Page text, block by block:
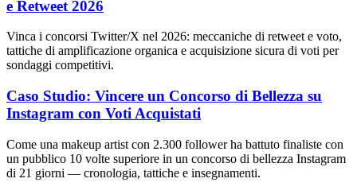
e Retweet 2026
Vinca i concorsi Twitter/X nel 2026: meccaniche di retweet e voto,
tattiche di amplificazione organica e acquisizione sicura di voti per
sondaggi competitivi.
Caso Studio: Vincere un Concorso di Bellezza su
Instagram con Voti Acquistati
Come una makeup artist con 2.300 follower ha battuto finaliste con
un pubblico 10 volte superiore in un concorso di bellezza Instagram
di 21 giorni — cronologia, tattiche e insegnamenti.